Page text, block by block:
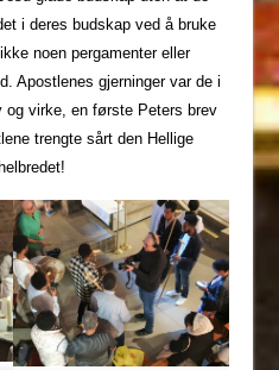
i deres budskap ved å bruke
noen pergamenter eller
Apostlenes gjerninger var de i
og virke, en første Peters brev
trengte sårt den Hellige